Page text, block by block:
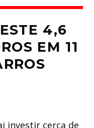
4,6
EM 11
investir cerca de